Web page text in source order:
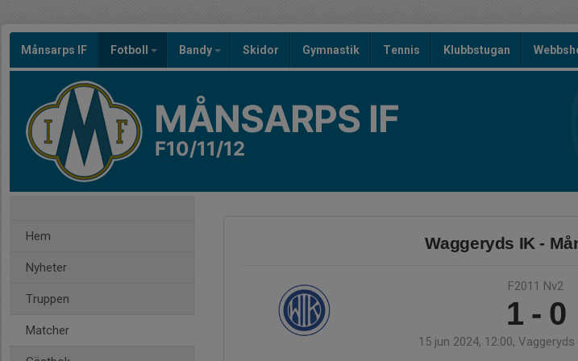
Månsarps IF Fotboll Bandy Skidor Gymnastik Tennis Klubbstugan
MÅNSARPS IF
F10/11/12
Hem
Nyheter
Truppen
Matcher
Waggeryds IK -
F2011 Nv2
1 - 0
15 jun 2024, 12:00,